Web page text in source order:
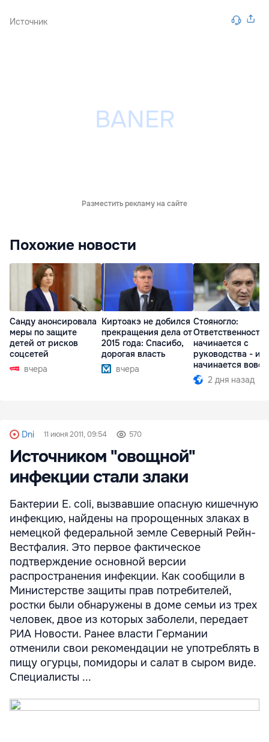
Источник
Разместить рекламу на сайте
Похожие новости
Санду анонсировала
меры по защите
детей от рисков
соцсетей
вчера
Киртоакэ не добился
прекращения дела от
2015 года: Спасибо,
дорогая власть
вчера
Стояногло:
Ответственность
начинается с
руководства -
начинается вовсе
2 дня назад
Dni 11 июня 2011, 09:54 570
Источником "овощной"
инфекции стали злаки
Бактерии E. coli, вызвавшие опасную кишечную
инфекцию, найдены на пророщенных злаках в
немецкой федеральной земле Северный Рейн-
Вестфалия. Это первое фактическое
подтверждение основной версии
распространения инфекции. Как сообщили в
Министерстве защиты прав потребителей,
ростки были обнаружены в доме семьи из трех
человек, двое из которых заболели, передает
РИА Новости. Ранее власти Германии
отменили свои рекомендации не употреблять в
пищу огурцы, помидоры и салат в сыром виде.
Специалисты ...